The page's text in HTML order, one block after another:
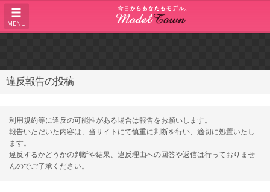
MENU
違反報告の投稿
利用規約等に違反の可能性がある場合は報告をお願いします。
報告いただいた内容は、当サイトにて慎重に判断を行い、適切に処置いたし
ます。
違反するかどうかの判断や結果、違反理由への回答や返信は行っておりませ
んのでご了承ください。